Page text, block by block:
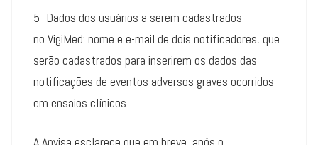
5- Dados dos usuários a serem cadastrados
no VigiMed: nome e e-mail de dois notificadores, que
serão cadastrados para inserirem os dados das
notificações de eventos adversos graves ocorridos
em ensaios clínicos.
A Anvisa esclarece que em breve, após o